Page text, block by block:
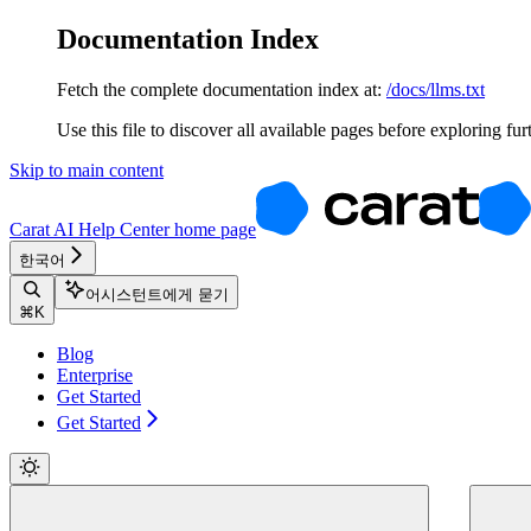
Documentation Index
Fetch the complete documentation index at: /docs/llms.txt
Use this file to discover all available pages before exploring
Skip to main content
Carat AI Help Centerhome page
한국어
⌘ K
어시스턴트에게 묻기
Blog
Enterprise
Get Started
Get Started